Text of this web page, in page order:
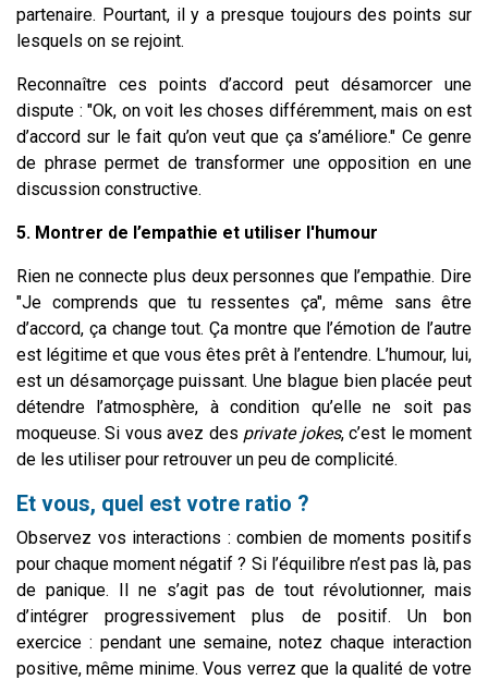
partenaire. Pourtant, il y a presque toujours des points sur
lesquels on se rejoint.
Reconnaître ces points d’accord peut désamorcer une
dispute : "Ok, on voit les choses différemment, mais on est
d’accord sur le fait qu’on veut que ça s’améliore." Ce genre
de phrase permet de transformer une opposition en une
discussion constructive.
5. Montrer de l’empathie et utiliser l'humour
Rien ne connecte plus deux personnes que l’empathie. Dire
"Je comprends que tu ressentes ça", même sans être
d’accord, ça change tout. Ça montre que l’émotion de l’autre
est légitime et que vous êtes prêt à l’entendre. L’humour, lui,
est un désamorçage puissant. Une blague bien placée peut
détendre l’atmosphère, à condition qu’elle ne soit pas
moqueuse. Si vous avez des private jokes, c’est le moment
de les utiliser pour retrouver un peu de complicité.
Et vous, quel est votre ratio ?
Observez vos interactions : combien de moments positifs
pour chaque moment négatif ? Si l’équilibre n’est pas là, pas
de panique. Il ne s’agit pas de tout révolutionner, mais
d’intégrer progressivement plus de positif. Un bon
exercice : pendant une semaine, notez chaque interaction
positive, même minime. Vous verrez que la qualité de votre